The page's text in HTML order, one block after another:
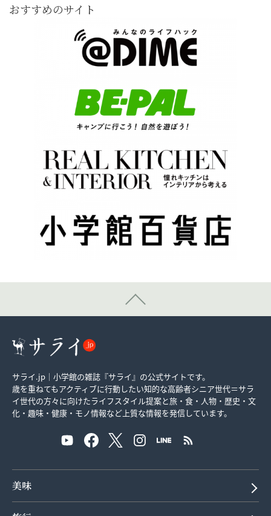
おすすめのサイト
サライ.jp｜小学館の雑誌『サライ』の公式サイトです。
歳を重ねてもアクティブに行動したい知的な高齢者シニア世代＝サラ
イ世代の方々に向けたライフスタイル提案と旅・食・人物・歴史・文
化・趣味・健康・モノ情報など上質な情報を発信しています。
美味